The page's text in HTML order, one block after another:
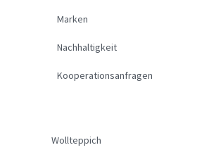
Marken
Nachhaltigkeit
Kooperationsanfragen
Wollteppich